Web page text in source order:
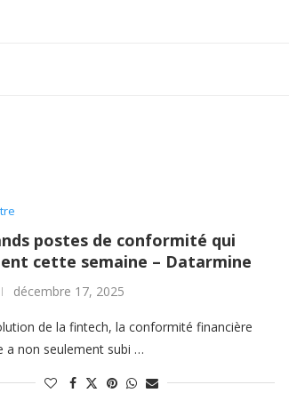
postes de conformité qui
cette semaine – Datarmine
décembre 17, 2025
de la fintech, la conformité financière
a non seulement subi …